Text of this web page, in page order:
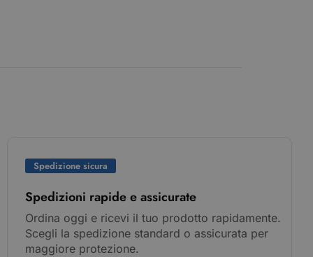
Spedizione sicura
Spedizioni rapide e assicurate
Ordina oggi e ricevi il tuo prodotto rapidamente.
Scegli la spedizione standard o assicurata per
maggiore protezione.